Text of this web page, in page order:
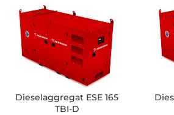
Dieselaggregat ESE 165
TBI-D